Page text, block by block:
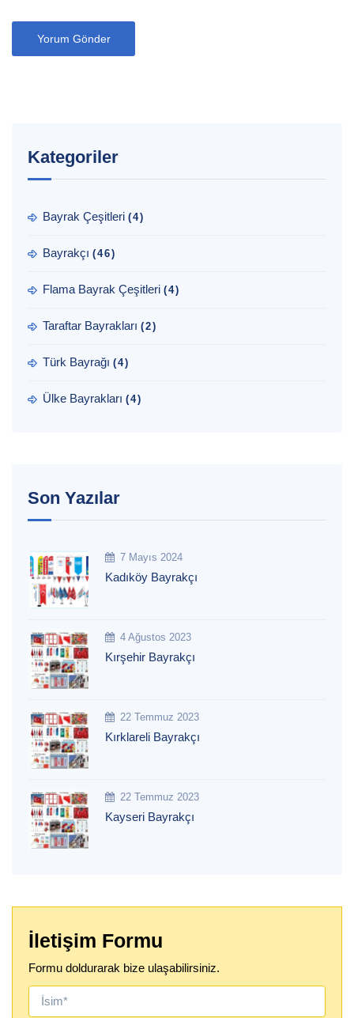
Kategoriler
Bayrak Çeşitleri (4)
Bayrakçı (46)
Flama Bayrak Çeşitleri (4)
Taraftar Bayrakları (2)
Türk Bayrağı (4)
Ülke Bayrakları (4)
Son Yazılar
7 Mayıs 2024
Kadıköy Bayrakçı
4 Ağustos 2023
Kırşehir Bayrakçı
22 Temmuz 2023
Kırklareli Bayrakçı
22 Temmuz 2023
Kayseri Bayrakçı
İletişim Formu
Formu doldurarak bize ulaşabilirsiniz.